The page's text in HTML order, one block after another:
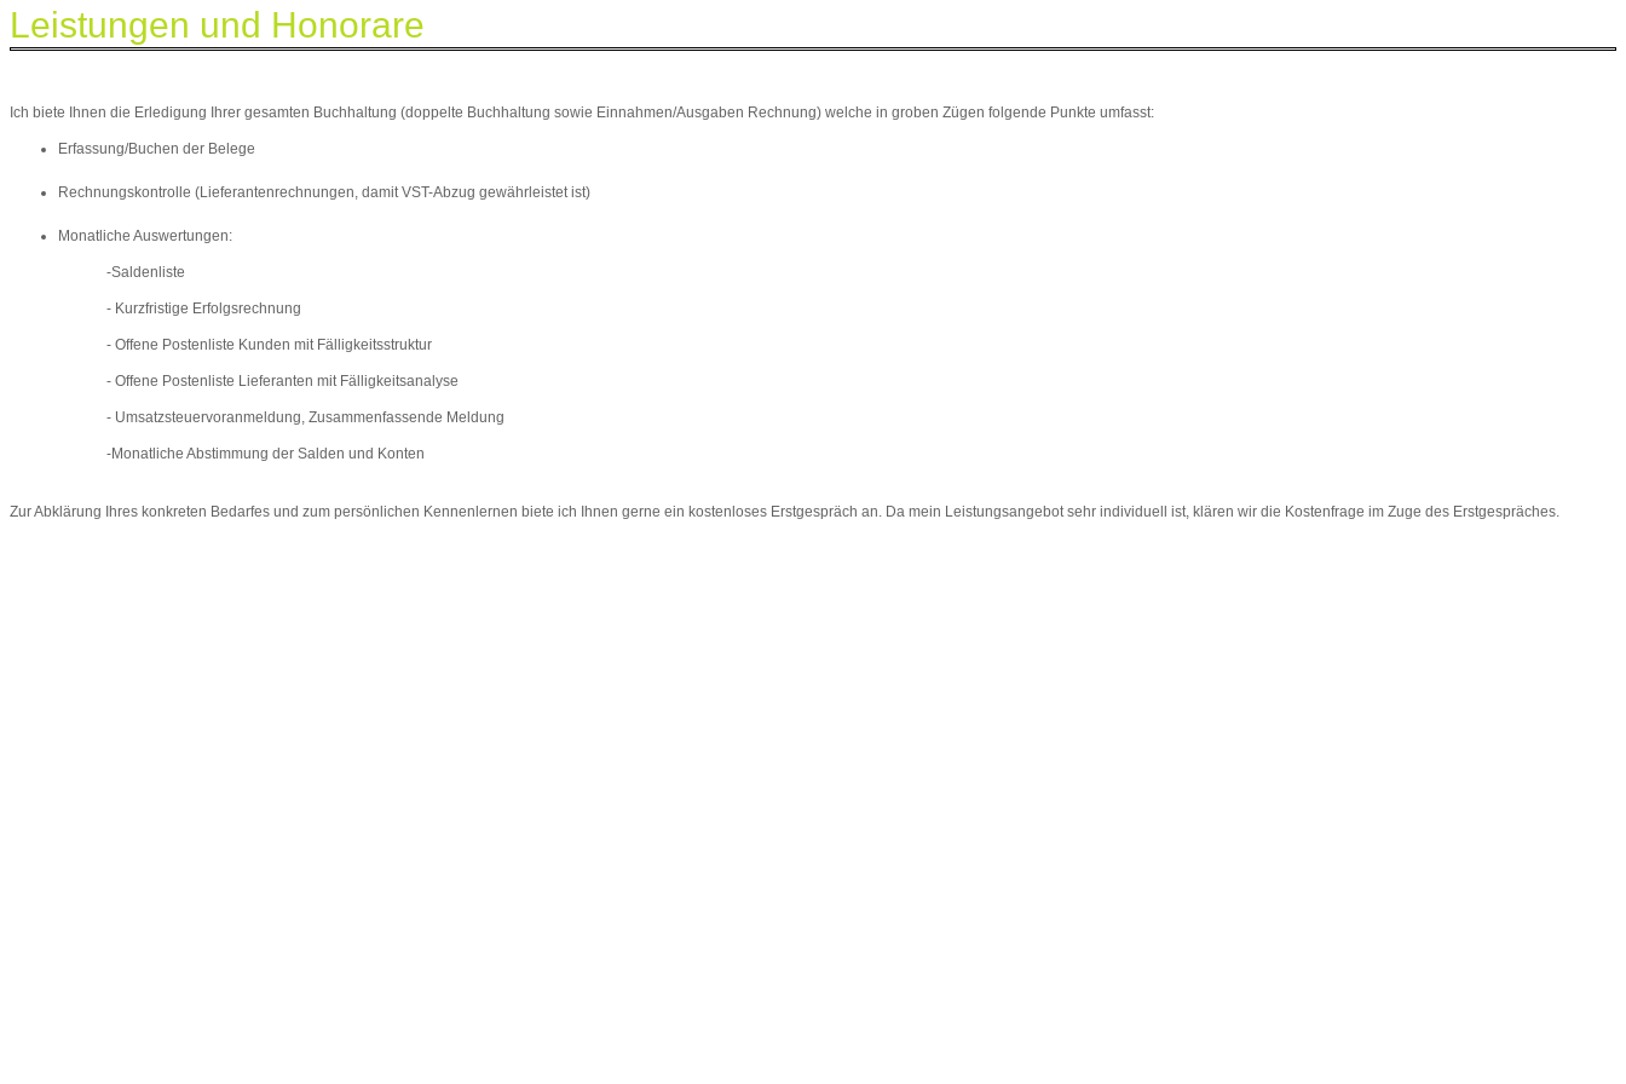
Leistungen und Honorare
Ich biete Ihnen die Erledigung Ihrer gesamten Buchhaltung (doppelte Buchhaltung sowie Einnahmen/Ausgaben Rechnung) welche in groben Zügen folgende Punkte umfasst:
Erfassung/Buchen der Belege
Rechnungskontrolle (Lieferantenrechnungen, damit VST-Abzug gewährleistet ist)
Monatliche Auswertungen:
-Saldenliste
- Kurzfristige Erfolgsrechnung
- Offene Postenliste Kunden mit Fälligkeitsstruktur
- Offene Postenliste Lieferanten mit Fälligkeitsanalyse
- Umsatzsteuervoranmeldung, Zusammenfassende Meldung
-Monatliche Abstimmung der Salden und Konten
Zur Abklärung Ihres konkreten Bedarfes und zum persönlichen Kennenlernen biete ich Ihnen gerne ein kostenloses Erstgespräch an. Da mein Leistungsangebot sehr individuell ist, klären wir die Kostenfrage im Zuge des Erstgespräches.